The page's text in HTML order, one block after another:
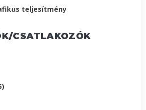
teljesítmény
CSATLAKOZÓK